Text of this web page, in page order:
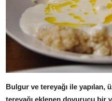
Bulgur ve tereyağı ile yapılan,
tereyağı eklenen doyurucu bir